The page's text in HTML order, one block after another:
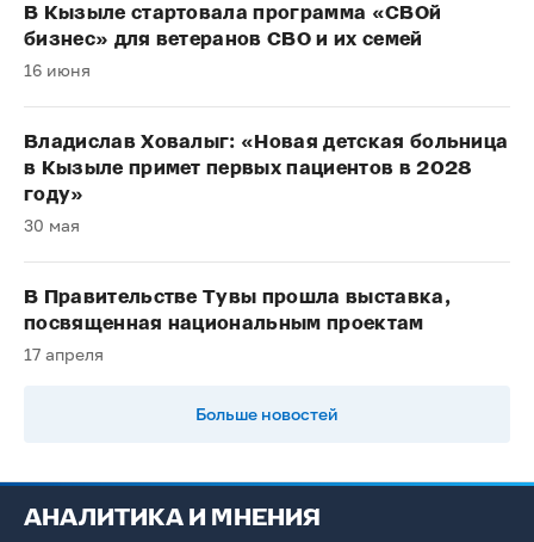
В Кызыле стартовала программа «СВОй
бизнес» для ветеранов СВО и их семей
16 июня
Владислав Ховалыг: «Новая детская больница
в Кызыле примет первых пациентов в 2028
году»
30 мая
В Правительстве Тувы прошла выставка,
посвященная национальным проектам
17 апреля
Больше новостей
АНАЛИТИКА И МНЕНИЯ